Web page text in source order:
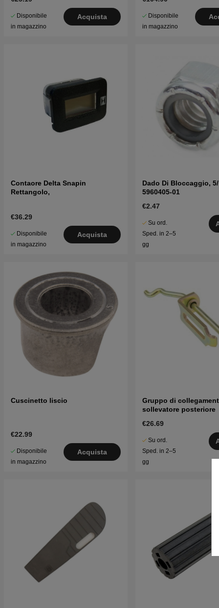
Disponibile
in magazzino
Acquista
Disponibile
in magazzino
Contaore Delta Snapin
Rettangolo,
€36.29
Disponibile
in magazzino
Acquista
Dado Di Bloccaggio,
5960405-01
€2.47
Su ord.
Sped. in 2–5
gg
Cuscinetto liscio
€22.99
Disponibile
in magazzino
Acquista
Gruppo di
sollevatore posteriore
€26.69
Su ord.
Sped. in 2–5
gg